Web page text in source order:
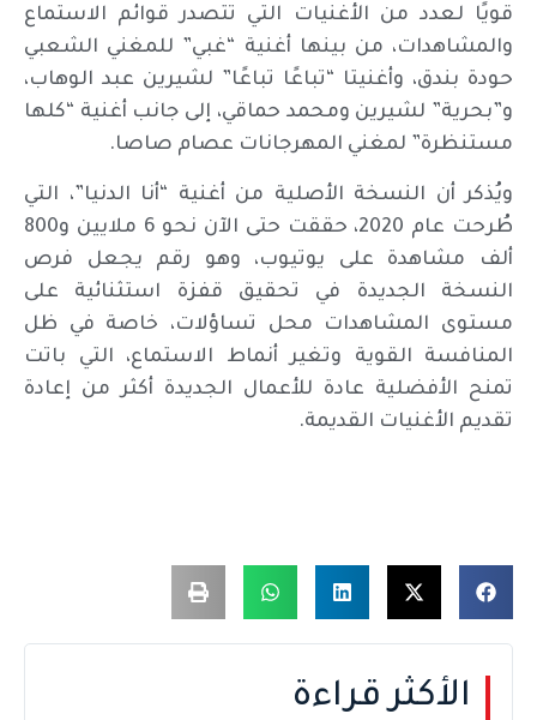
قويًا لعدد من الأغنيات التي تتصدر قوائم الاستماع
والمشاهدات، من بينها أغنية “غبي” للمغني الشعبي
حودة بندق، وأغنيتا “تباعًا تباعًا” لشيرين عبد الوهاب،
و”بحرية” لشيرين ومحمد حماقي، إلى جانب أغنية “كلها
مستنظرة” لمغني المهرجانات عصام صاصا.
ويُذكر أن النسخة الأصلية من أغنية “أنا الدنيا”، التي
طُرحت عام 2020، حققت حتى الآن نحو 6 ملايين و800
ألف مشاهدة على يوتيوب، وهو رقم يجعل فرص
النسخة الجديدة في تحقيق قفزة استثنائية على
مستوى المشاهدات محل تساؤلات، خاصة في ظل
المنافسة القوية وتغير أنماط الاستماع، التي باتت
تمنح الأفضلية عادة للأعمال الجديدة أكثر من إعادة
تقديم الأغنيات القديمة.
الأكثر قراءة